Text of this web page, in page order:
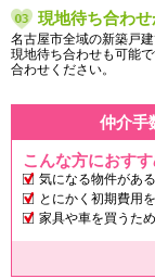
約1151m／15分
池歯科医院
約721m／10分
現地待ち合わ
名古屋市全域の新築戸
現地待ち合わせも可能
合わせください。
仲介手
こんな方におす
気になる物件があ
とにかく初期費用
家具や車を買うた